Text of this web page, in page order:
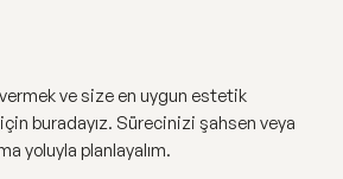
vermek ve size en uygun estetik
buradayız. Sürecinizi şahsen veya
yoluyla planlayalım.